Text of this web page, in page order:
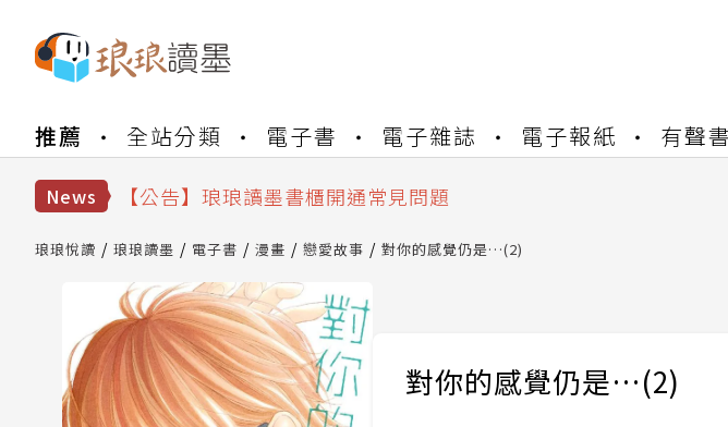
推薦 全站分類 電子書 電子雜誌 電子報紙 有聲書
News
【公告】琅琅書店服務升級重要說明及資產合併結果查詢
【公告】琅琅讀墨書櫃開通常見問題
【公告】琅琅書店服務升級重要說明及資產合併結果查詢
【公告】琅琅讀墨數位閱讀資產合併與書櫃開通申請
琅琅悅讀 琅琅讀墨 電子書 漫畫 戀愛故事 對你的感覺仍是…(2)
對你的感覺仍是…(2)